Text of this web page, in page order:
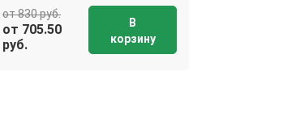
от 830 руб.
от 705.50
руб.
В
корзину